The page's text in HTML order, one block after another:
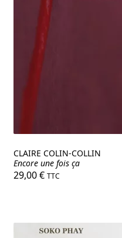
CLAIRE COLIN-COLLIN
Encore une fois ça
29,00€ TTC